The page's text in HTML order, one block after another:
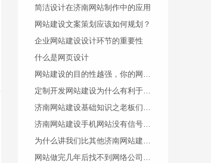
简洁设计在济南网站制作中的应用
网站建设文案策划应该如何规划？
企业网站建设设计环节的重要性
什么是网页设计
网站建设的目的性越强，你的网站的发光点就越完善
定制开发网站建设为什么有利于优化
济南网站建设基础知识之老板们应该注意哪些？
济南网站建设手机网站没有信号页面设计思路
为什么讲我们比其他济南网站建设公司做的好？
网站做完几年后找不到网络公司的人了怎么办？